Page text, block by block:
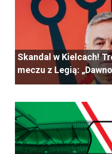
Skandal w Kielcach!
meczu z Legią: